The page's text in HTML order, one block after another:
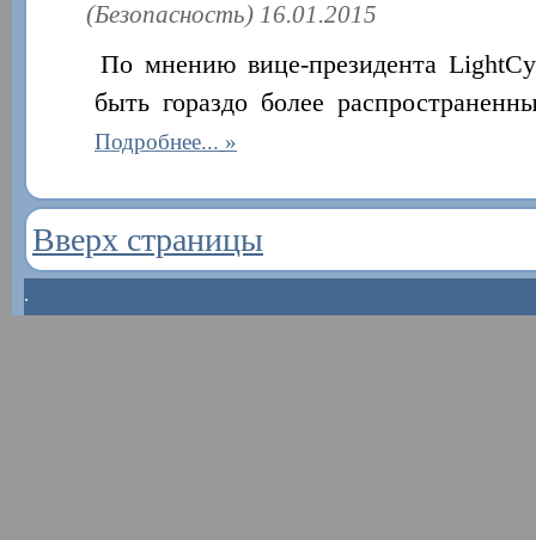
(Безопасность) 16.01.2015
По мнению вице-президента
быть гораздо более
Подробнее...
Вверх страницы
.